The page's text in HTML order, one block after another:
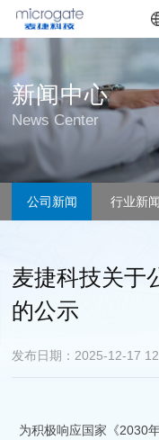
新闻中心
News Center
公司新闻 行业新闻
麦捷科技关于
的公示
发布日期：2025-12-17
为积极响应国家《2030